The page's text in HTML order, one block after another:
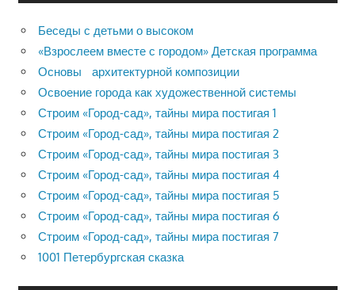
Беседы с детьми о высоком
«Взрослеем вместе с городом» Детская программа
Основы архитектурной композиции
Освоение города как художественной системы
Строим «Город-сад», тайны мира постигая 1
Строим «Город-сад», тайны мира постигая 2
Строим «Город-сад», тайны мира постигая 3
Строим «Город-сад», тайны мира постигая 4
Строим «Город-сад», тайны мира постигая 5
Строим «Город-сад», тайны мира постигая 6
Строим «Город-сад», тайны мира постигая 7
1001 Петербургская сказка